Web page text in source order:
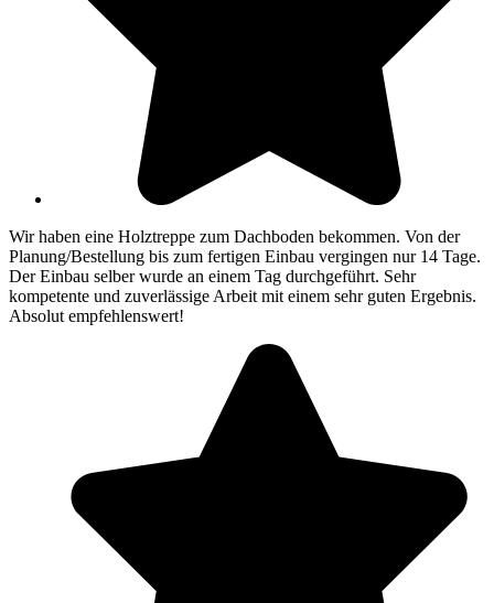
Wir haben eine Holztreppe zum Dachboden bekommen. Von der
Planung/Bestellung bis zum fertigen Einbau vergingen nur 14 Tage.
Der Einbau selber wurde an einem Tag durchgeführt. Sehr
kompetente und zuverlässige Arbeit mit einem sehr guten Ergebnis.
Absolut empfehlenswert!